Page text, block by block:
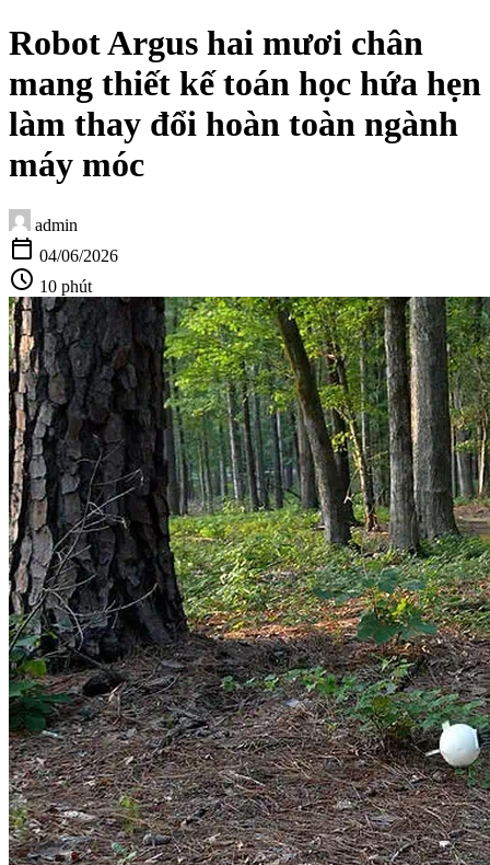
Robot Argus hai mươi chân
mang thiết kế toán học hứa hẹn
làm thay đổi hoàn toàn ngành
máy móc
admin
calendar_today 04/06/2026
schedule 10 phút